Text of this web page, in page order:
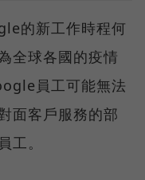
的新工作時程何
全球各國的疫情
員工可能無法
面客戶服務的部
工。